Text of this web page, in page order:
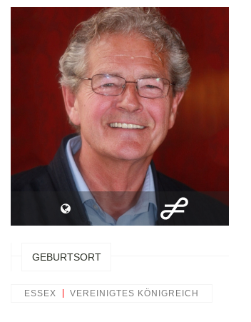
GEBURTSORT
ESSEX VEREINIGTES KÖNIGREICH